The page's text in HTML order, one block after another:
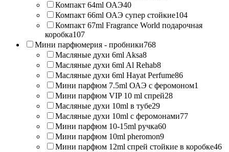
Компакт 64ml ОАЭ40
Компакт 66ml ОАЭ супер стойкие104
Компакт 67ml Fragrance World подарочная
коробка107
Мини парфюмерия - пробники768
Масляные духи 6ml Aksa8
Масляные духи 6ml Al Rehab8
Масляные духи 6ml Hayat Perfume86
Мини парфюм 7.5ml ОАЭ с феромоном1
Мини парфюм VIP 10 ml спрей28
Масляные духи 10ml в тубе29
Масляные духи 10ml с феромонами77
Мини парфюм 10-15ml ручка60
Мини парфюм 10ml pheromon9
Мини парфюм 12ml спрей стойкие в коробке46